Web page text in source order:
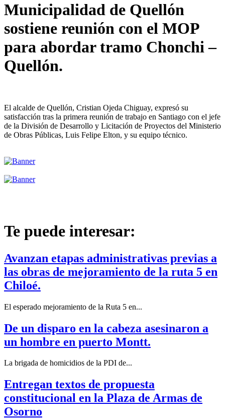
Municipalidad de Quellón
sostiene reunión con el MOP
para abordar tramo Chonchi –
Quellón.
El alcalde de Quellón, Cristian Ojeda Chiguay, expresó su
satisfacción tras la primera reunión de trabajo en Santiago con el jefe
de la División de Desarrollo y Licitación de Proyectos del Ministerio
de Obras Públicas, Luis Felipe Elton, y su equipo técnico.
Te puede interesar:
Avanzan etapas administrativas previas a
las obras de mejoramiento de la ruta 5 en
Chiloé.
El esperado mejoramiento de la Ruta 5 en...
De un disparo en la cabeza asesinaron a
un hombre en puerto Montt.
La brigada de homicidios de la PDI de...
Entregan textos de propuesta
constitucional en la Plaza de Armas de
Osorno